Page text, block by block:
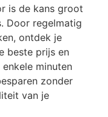
is de kans groot
Door regelmatig
ontdek je
beste prijs en
minuten
zonder
van je